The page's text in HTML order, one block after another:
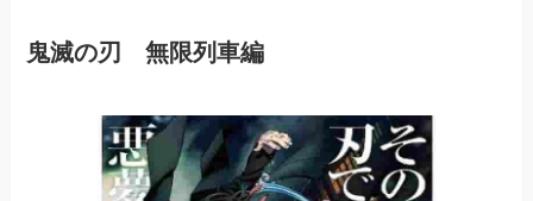
鬼滅の刃 無限列車編